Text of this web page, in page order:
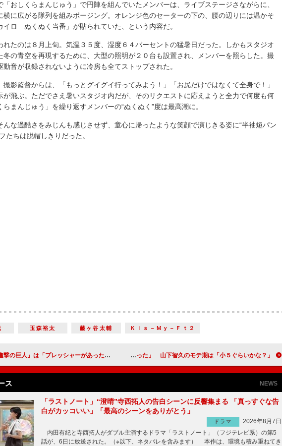
おしくらまんじゅう」で円陣を組んでいたメンバーは、ライブステージさながらに、
横に広がる隊列を組みポージング。オレンジ色のセーターの下の、腰の辺りには温かそ
イロ ぬくぬく当番」が貼られていた、という内容だ。
たのは８月上旬。気温３５度、湿度６４パーセントの猛暑日だった。しかもスタジオ
冬の青空を再現するために、大型の照明が２０台も設置され、メンバーを照らした。撮
動音が収録されないように冷房も全てストップされた。
影監督からは、「もっとグイグイ行ってみよう！」「お尻だけではなくて全身で！」
が飛ぶ。ただでさえ暑いスタジオ内だが、そのリクエストに応えようと全力で何度も何
らまんじゅう」を繰り返すメンバーの“ぬくぬく”度は最高潮に。
な過酷さをみじんも感じさせず、童心に帰ったような笑顔で演じきる姿に“半袖短パン
たちは脱帽しきりだった。
玉森裕太 藤ヶ谷太輔 Ｋｉｓ－Ｍｙ－Ｆｔ２
は「プレッシャーがあった」 本郷奏多「春馬くんはめちゃくちゃ男前」 石原さとみ、月９初主演に「夢がかなった」 山下智久のモテ期は「小５ぐらいかな？」
ス NEWS
「ラストノート」“澄晴”寺西拓人の告白シーンに反響集まる 「真っすぐな告
白がカッコいい」「最高のシーンをありがとう」
ドラマ
2026年8月7日
内田有紀と寺西拓人がダブル主演するドラマ「ラストノート」（フジテレビ系）の第5
話が、6日に放送された。（※以下、ネタバレを含みます） 本作は、環境も積み重ねてき